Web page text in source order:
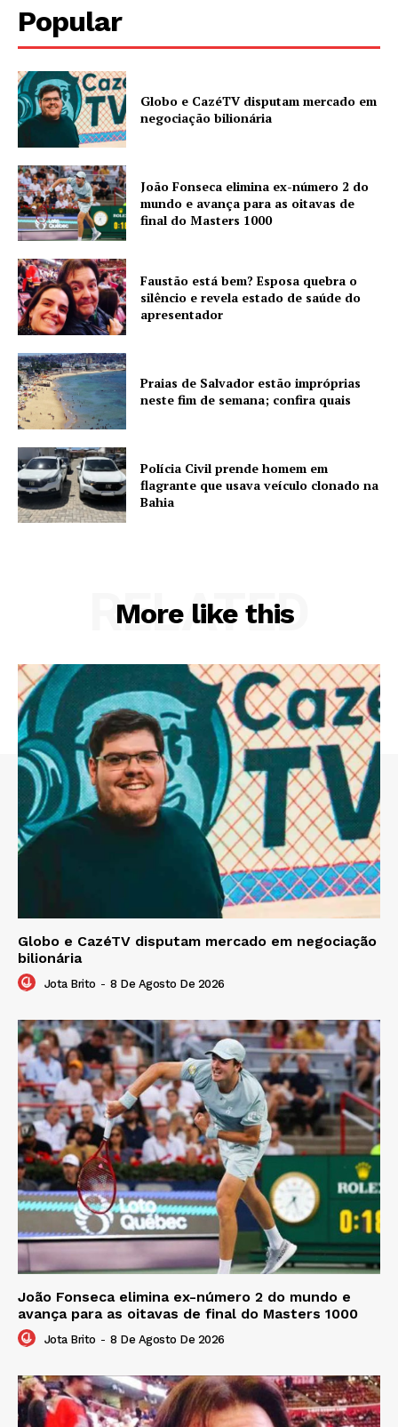
Popular
Globo e CazéTV disputam mercado em
negociação bilionária
João Fonseca elimina ex-número 2 do
mundo e avança para as oitavas de
final do Masters 1000
Faustão está bem? Esposa quebra o
silêncio e revela estado de saúde do
apresentador
Praias de Salvador estão impróprias
neste fim de semana; confira quais
Polícia Civil prende homem em
flagrante que usava veículo clonado na
Bahia
More like this
RELATED
Globo e CazéTV disputam mercado em negociação
bilionária
Jota Brito - 8 De Agosto De 2026
João Fonseca elimina ex-número 2 do mundo e
avança para as oitavas de final do Masters 1000
Jota Brito - 8 De Agosto De 2026